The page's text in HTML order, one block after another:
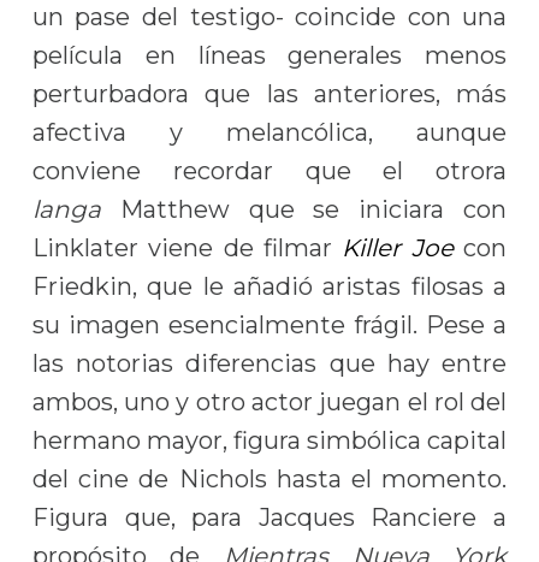
un pase del testigo- coincide con una
película en líneas generales menos
perturbadora que las anteriores, más
afectiva y melancólica, aunque
conviene recordar que el otrora
langaMatthew que se iniciara con
Linklater viene de filmar Killer Joecon
Friedkin, que le añadió aristas filosas a
su imagen esencialmente frágil. Pese a
las notorias diferencias que hay entre
ambos, uno y otro actor juegan el rol del
hermano mayor, figura simbólica capital
del cine de Nichols hasta el momento.
Figura que, para Jacques Ranciere a
propósito de Mientras Nueva York